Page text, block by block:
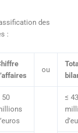
des
:
ou
50
≤ 43